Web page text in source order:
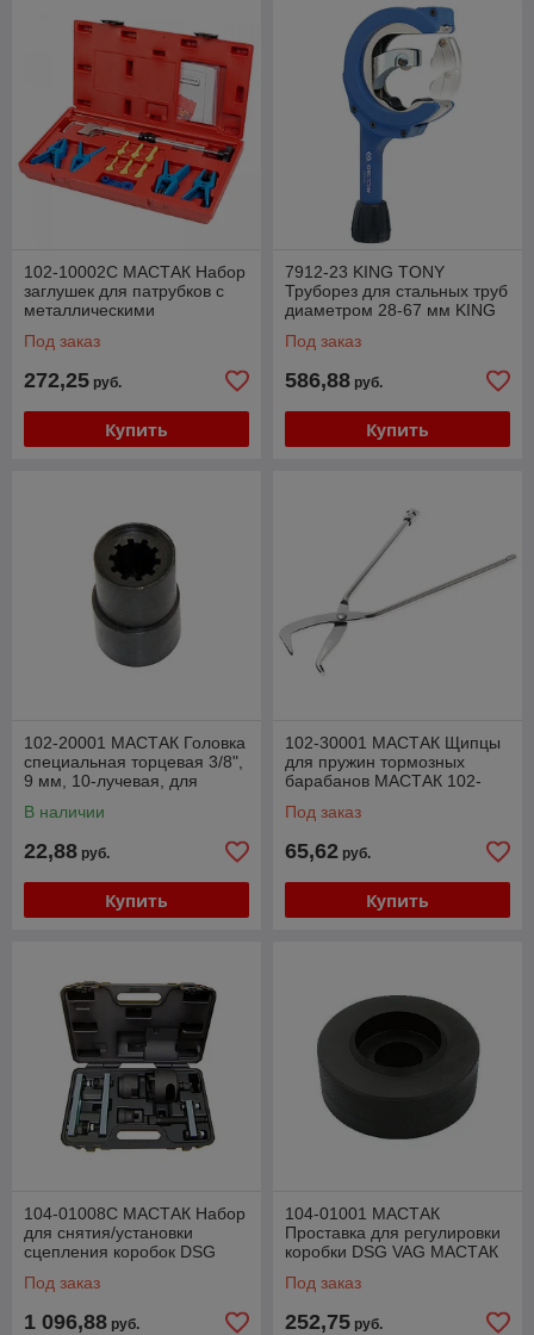
102-10002C МАСТАК Набор
заглушек для патрубков с
металлическими
кейс, 12 предметов
Под заказ
272,25 руб.
Купить
7912-23 KING TONY
Труборез для стальных труб
диаметром 28-67 мм KING
Под заказ
586,88 руб.
Купить
102-20001 МАСТАК Головка
специальная торцевая 3/8",
9 мм, 10-лучевая, для
Porsche МАСТАК
В наличии
22,88 руб.
Купить
102-30001 МАСТАК Щипцы
для пружин тормозных
барабанов МАСТАК 102-
Под заказ
65,62 руб.
Купить
104-01008C МАСТАК Набор
для снятия/установки
сцепления коробок DSG
МАСТАК 104-01008C
Под заказ
1 096,88 руб.
104-01001 МАСТАК
Проставка для регулировки
коробки DSG VAG МАСТАК
Под заказ
252,75 руб.